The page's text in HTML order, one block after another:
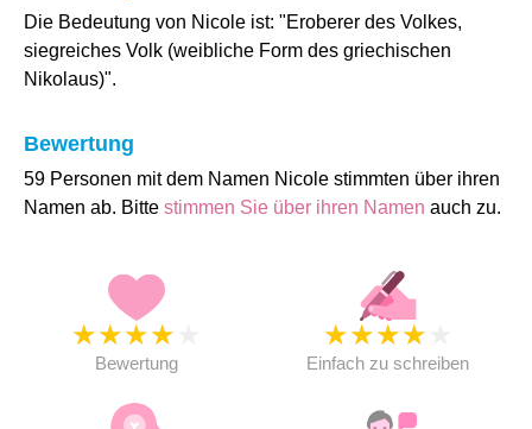
Die Bedeutung von Nicole ist: "Eroberer des Volkes,
siegreiches Volk (weibliche Form des griechischen
Nikolaus)".
Bewertung
59 Personen mit dem Namen Nicole stimmten über ihren
Namen ab. Bitte stimmen Sie über ihren Namen auch zu.
★★★★
Bewertung
★★★★
Einfach zu schreiben